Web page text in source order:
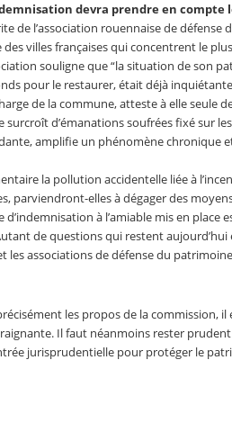
devra prendre en
de l’association rouennaise de défense
des villes françaises qui concentrent le
souligne que “la situation de son
pour le restaurer, était déjà
de la commune, atteste à elle seule
surcroît d’émanations soufrées fixé sur
amplifie un phénomène chronique
la pollution accidentelle liée à
parviendront-elles à dégager des
d’indemnisation à l’amiable mis en
de questions qui restent
les associations de défense du
les propos de la commission,
Il faut néanmoins rester
jurisprudentielle pour protéger le